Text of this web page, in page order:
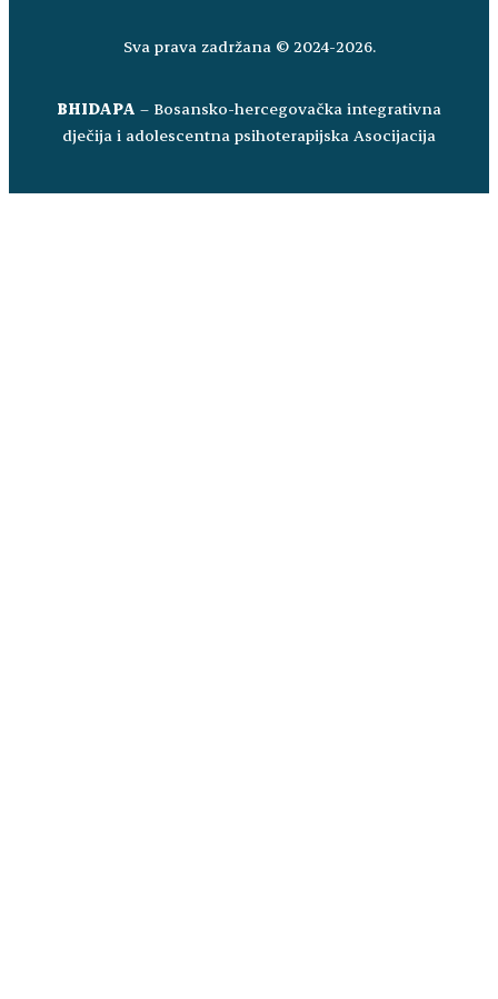
Sva prava zadržana © 2024-2026.
BHIDAPA – Bosansko-hercegovačka integrativna
dječija i adolescentna psihoterapijska Asocijacija